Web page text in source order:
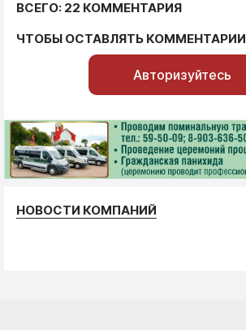
ВСЕГО: 22 КОММЕНТАРИЯ
ЧТОБЫ ОСТАВЛЯТЬ КОММЕНТАРИИ
Авторизуйтесь
НОВОСТИ КОМПАНИЙ